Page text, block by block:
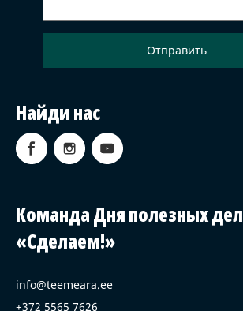
Найди нас
Команда Дня полезных дел
«Сделаем!»
info@teemeara.ee
+372 5565 7626